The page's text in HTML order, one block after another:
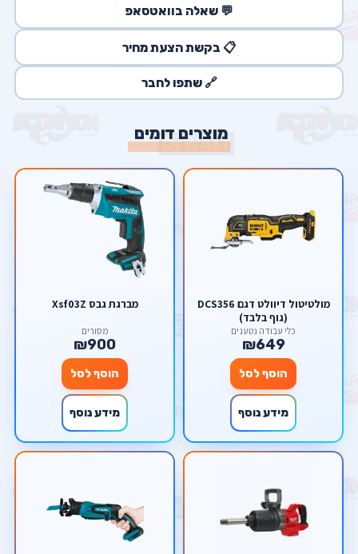
💬 שאלה בוואטסאפ
📋 בקשת הצעת מחיר
🔗 שתפו לחבר
מוצרים דומים
מולטיטול דיוולט דגם DCS356
(גוף בלבד)
כלי עבודה נטענים
₪649
הוסף לסל
מידע נוסף
מברגת גבס Xsf03Z
מסורים
₪900
הוסף לסל
מידע נוסף